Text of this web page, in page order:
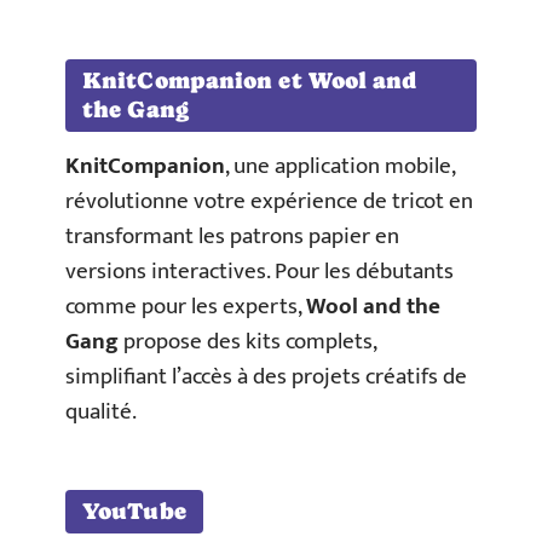
KnitCompanion et Wool and
the Gang
KnitCompanion, une application mobile,
révolutionne votre expérience de tricot en
transformant les patrons papier en
versions interactives. Pour les débutants
comme pour les experts,Wool and the
Gangpropose des kits complets,
simplifiant l’accès à des projets créatifs de
qualité.
YouTube